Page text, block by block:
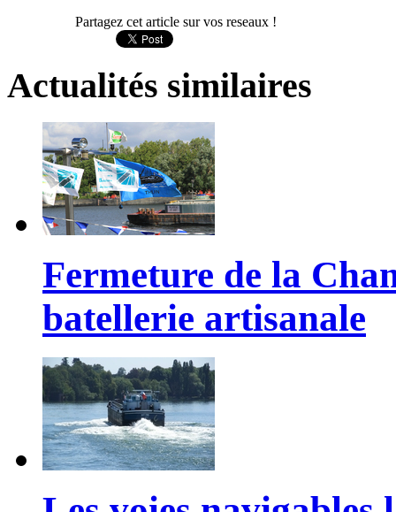
Partagez cet article sur vos reseaux !
Actualités similaires
Fermeture de la
batellerie artisanale